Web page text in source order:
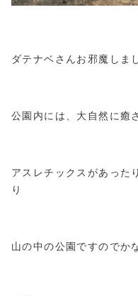
ダテナベさんお邪魔しま
公園内には、大自然に癒
アスレチックスがあった
り
山の中の公園ですのでか